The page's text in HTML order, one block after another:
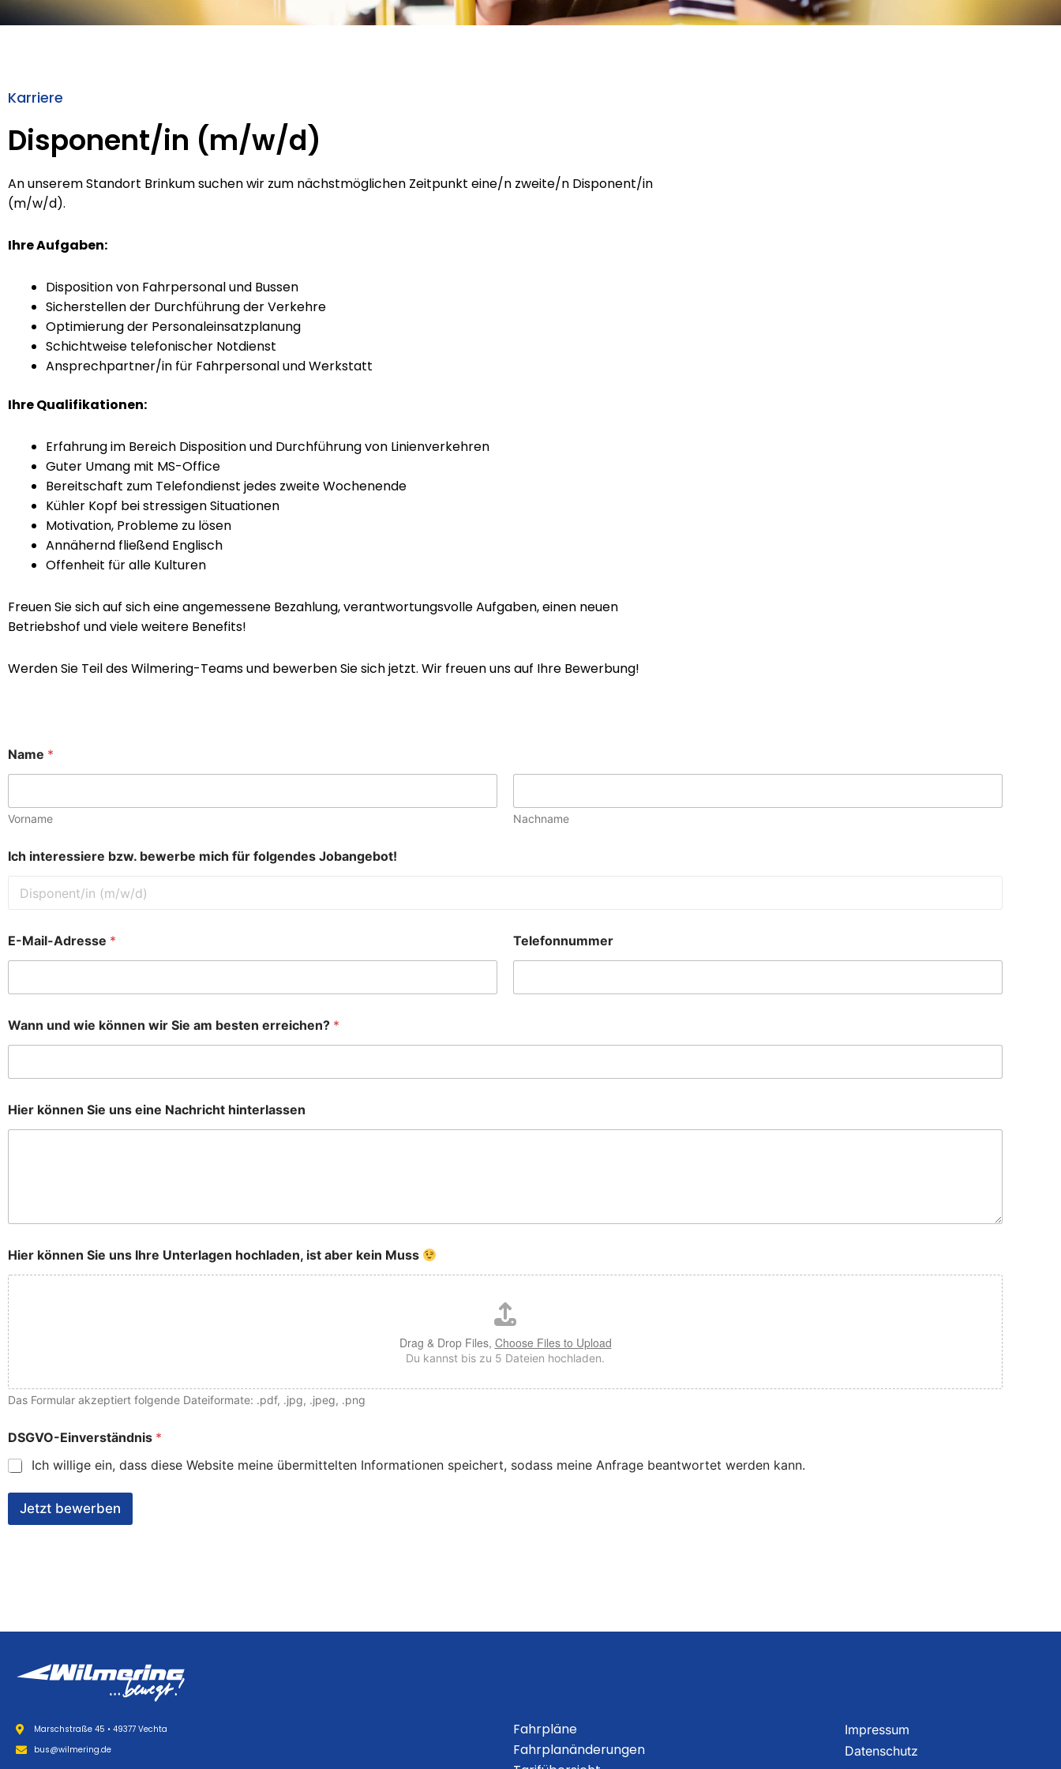
Karriere
Disponent/in (m/w/d)
An unserem Standort Brinkum suchen wir zum nächstmöglichen Zeitpunkt eine/n zweite/n Disponent/in
(m/w/d).
Ihre Aufgaben:
Disposition von Fahrpersonal und Bussen
Sicherstellen der Durchführung der Verkehre
Optimierung der Personaleinsatzplanung
Schichtweise telefonischer Notdienst
Ansprechpartner/in für Fahrpersonal und Werkstatt
Ihre Qualifikationen:
Erfahrung im Bereich Disposition und Durchführung von Linienverkehren
Guter Umang mit MS-Office
Bereitschaft zum Telefondienst jedes zweite Wochenende
Kühler Kopf bei stressigen Situationen
Motivation, Probleme zu lösen
Annähernd fließend Englisch
Offenheit für alle Kulturen
Freuen Sie sich auf sich eine angemessene Bezahlung, verantwortungsvolle Aufgaben, einen neuen
Betriebshof und viele weitere Benefits!
Werden Sie Teil des Wilmering-Teams und bewerben Sie sich jetzt. Wir freuen uns auf Ihre Bewerbung!
Name *
Vorname Nachname
Ich interessiere bzw. bewerbe mich für folgendes Jobangebot!
S
G
O
E
i
n
e
s
k
i
n
N
a
c
h
r
i
c
h
t
E-Mail-Adresse * Telefonnummer
Wann und wie können wir Sie am besten erreichen? *
Hier können Sie uns eine Nachricht hinterlassen
Hier können Sie uns Ihre Unterlagen hochladen, ist aber kein Muss
Drag & Drop Files, Choose Files to Upload
Du kannst bis zu 5 Dateien hochladen.
Das Formular akzeptiert folgende Dateiformate: .pdf, .jpg, .jpeg, .png
DSGVO-Einverständnis *
Ich willige ein, dass diese Website meine übermittelten Informationen speichert, sodass meine Anfrage beantwortet werden kann.
Jetzt bewerben
Marschstraße 45 • 49377 Vechta
bus@wilmering.de
Fahrpläne
Fahrplanänderungen
Impressum
Datenschutz